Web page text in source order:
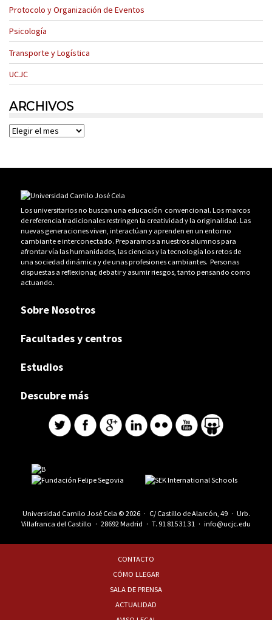
Protocolo y Organización de Eventos
Psicología
Transporte y Logística
UCJC
ARCHIVOS
Archivos
Los universitarios no buscan una educación convencional. Los marcos
de referencia tradicionales restringen la creatividad y la originalidad. Las
nuevas generaciones viven, interactúan y aprenden en un entorno
cambiante e interconectado. Preparamos a nuestros alumnos para
afrontar vía las humanidades, las ciencias y la tecnología los retos de
una sociedad dinámica y de unas profesiones cambiantes. Personas
dispuestas a reflexionar, debatir y asumir riesgos, tanto pensando como
actuando.
Sobre Nosotros
Facultades y centros
Estudios
Descubre más
Universidad Camilo José Cela © 2026 · C/ Castillo de Alarcón, 49 · Urb.
Villafranca del Castillo · 28692 Madrid · T. 91 815 31 31 · info@ucjc.edu
CONTACTO
CÓMO LLEGAR
SALA DE PRENSA
ACTUALIDAD